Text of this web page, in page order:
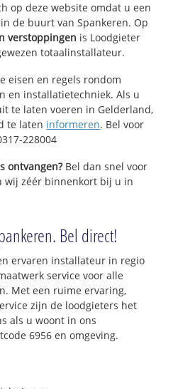
op deze website omdat u een
de buurt van Spankeren. Op
verstoppingen is Loodgieter
totaalinstallateur.
eisen en regels rondom
en installatietechniek. Als u
te laten voeren in Gelderland,
te laten informeren. Bel voor
228004
ontvangen?Bel dan snel voor
wij zéér binnenkort bij u in
Bel direct!
ervaren installateur in regio
service voor alle
Met een ruime ervaring,
zijn de loodgieters het
als u woont in ons
6956 en omgeving.